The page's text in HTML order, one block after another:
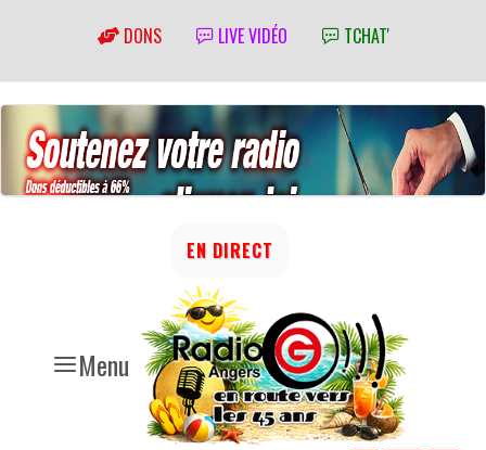
DONS LIVE VIDÉO TCHAT'
Menu
EN DIRECT